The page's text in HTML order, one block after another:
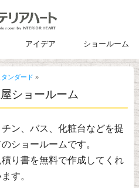
アイデア ショールーム
ンダード »
ショールーム
ン、バス、化粧台などを提
ショールームです。
り書を無料で作成してくれ
す。